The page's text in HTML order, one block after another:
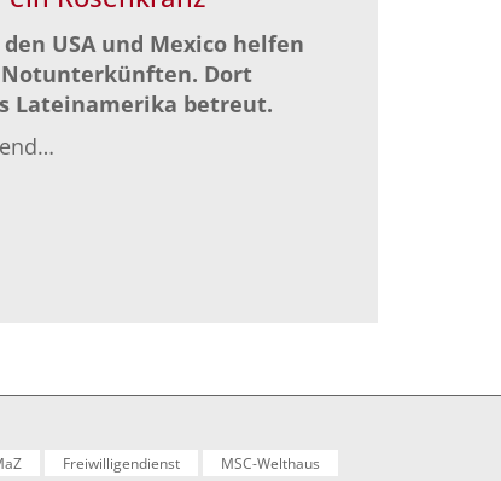
USA und Mexico helfen
Notunterkünften. Dort
Lateinamerika betreut.
Freiwilligendienst
MSC-Welthaus